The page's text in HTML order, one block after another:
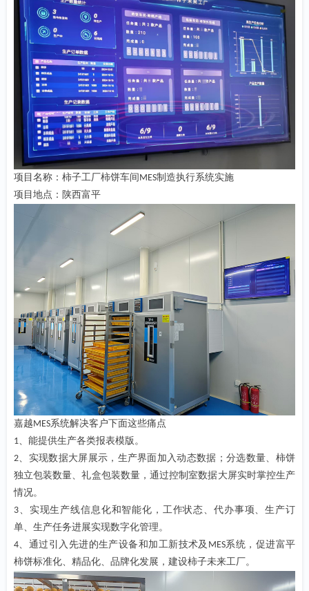
项目名称：柿子工厂柿饼车间MES制造执行系统实施
项目地点：陕西富平
嘉越MES系统解决客户下面这些痛点
1 、能提供生产各类报表模版。
2 、实现数据大屏展示，生产界面加入动态数据；分选数量、柿饼
独立包装数量、礼盒包装数量，通过控制室数据大屏实时掌控生产
情况。
3 、实现生产线信息化和智能化，工作状态、代办事项、生产订
单、生产任务进展实现数字化管理。
4 、通过引入先进的生产设备和加工新技术及 MES系统，促进富平
柿饼标准化、精品化、品牌化发展，建设柿子未来工厂。